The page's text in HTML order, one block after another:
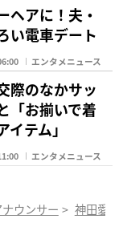
ヘアに！夫・
い電車デート
エンタメニュース
のなかサッ
「お揃いで着
テム」
エンタメニュース
ナウンサー > 神田愛花